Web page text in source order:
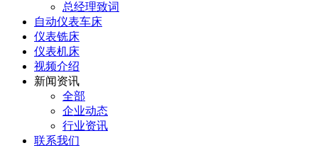
总经理致词
自动仪表车床
仪表铣床
仪表机床
视频介绍
新闻资讯
全部
企业动态
行业资讯
联系我们